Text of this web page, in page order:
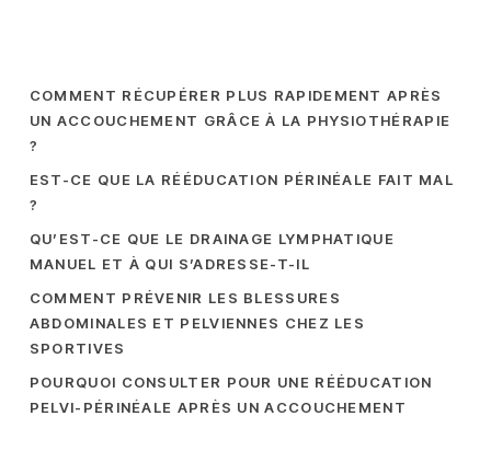
COMMENT RÉCUPÉRER PLUS RAPIDEMENT APRÈS
UN ACCOUCHEMENT GRÂCE À LA PHYSIOTHÉRAPIE
?
EST-CE QUE LA RÉÉDUCATION PÉRINÉALE FAIT MAL
?
QU’EST-CE QUE LE DRAINAGE LYMPHATIQUE
MANUEL ET À QUI S’ADRESSE-T-IL
COMMENT PRÉVENIR LES BLESSURES
ABDOMINALES ET PELVIENNES CHEZ LES
SPORTIVES
POURQUOI CONSULTER POUR UNE RÉÉDUCATION
PELVI-PÉRINÉALE APRÈS UN ACCOUCHEMENT